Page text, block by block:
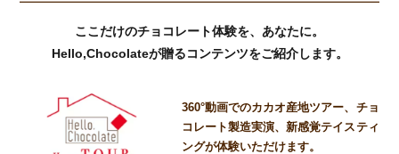
ここだけのチョコレート体験を、あなたに。
Hello,Chocolateが贈るコンテンツをご紹介します。
360°動画でのカカオ産地ツアー、 チョ
コレート製造実演、新感覚テイスティ
ングが体験いただけます。